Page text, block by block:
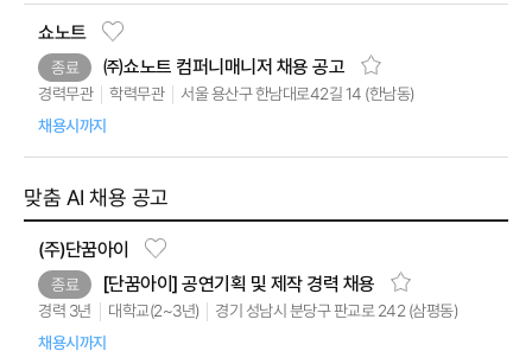
쇼노트
종료 ㈜쇼노트 컴퍼니매니저 채용 공고
경력무관 학력무관 서울 용산구 한남대로42길 14 (한남동)
채용시까지
맞춤 AI 채용 공고
(주)단꿈아이
종료 [단꿈아이] 공연기획 및 제작 경력 채용
경력 3년 대학교(2~3년) 경기 성남시 분당구 판교로 242 (삼평동)
채용시까지